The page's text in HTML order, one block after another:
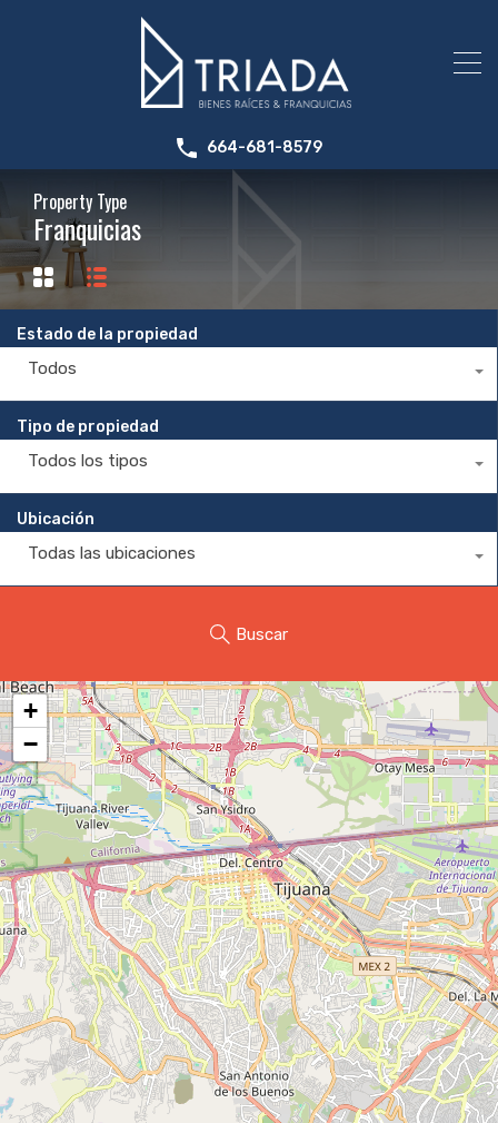
664-681-8579
Property Type
Franquicias
Estado de la propiedad
Todos
Tipo de propiedad
Todos los tipos
Ubicación
Todas las ubicaciones
Buscar
+
−